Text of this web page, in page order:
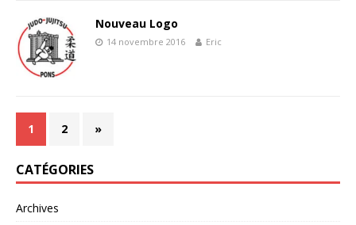
Nouveau Logo
14 novembre 2016 Eric
1 2 »
CATÉGORIES
Archives